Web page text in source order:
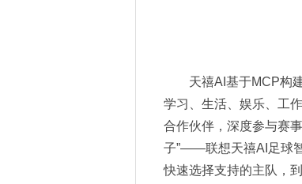
天禧AI基于MCP构
学习、生活、娱乐、工
合作伙伴，深度参与赛
子”——联想天禧AI足球
快速选择支持的主队，